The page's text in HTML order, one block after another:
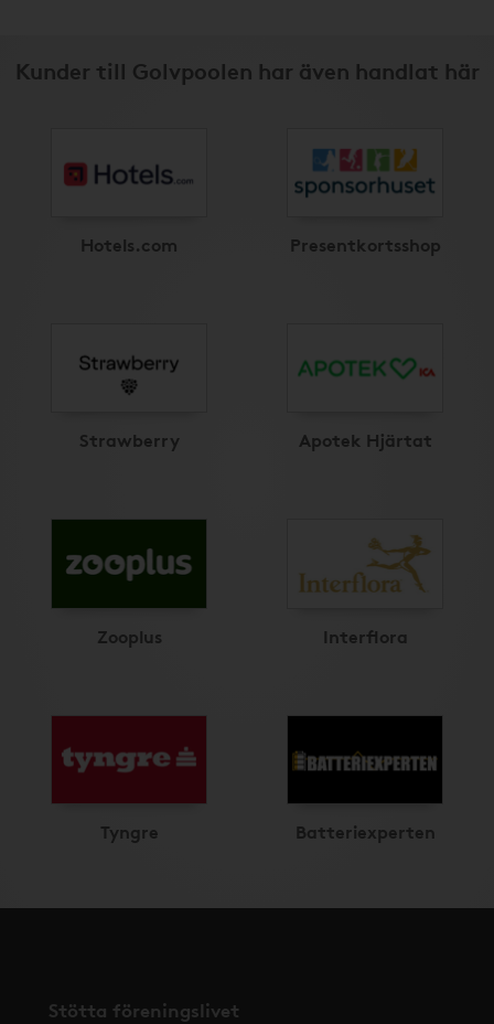
Kunder till Golvpoolen har även handlat här
Hotels.com Presentkortsshop
Strawberry Apotek Hjärtat
Zooplus Interflora
Tyngre Batteriexperten
Stötta föreningslivet